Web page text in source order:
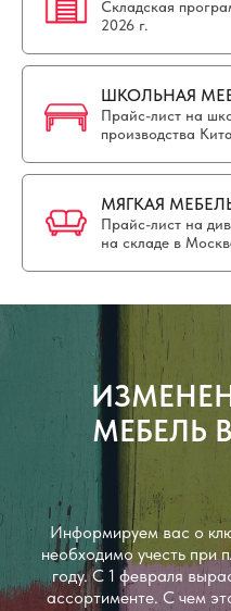
Складская
2026 г.
ШКОЛЬНАЯ
Прайс-лист на
производства
МЯГКАЯ
Прайс-лист на
на складе в
МЕБЕЛЬ
Информируем вас о
необходимо учесть при
году. С 1 февраля
ассортименте. С чем